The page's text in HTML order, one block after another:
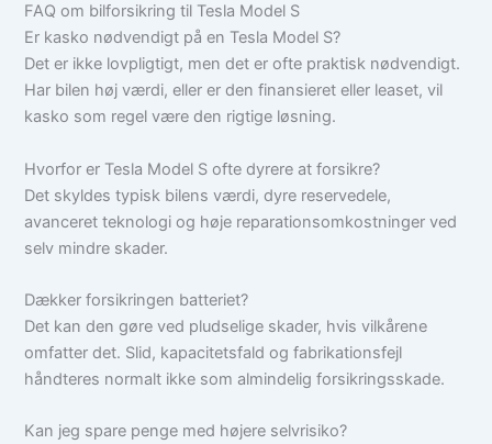
FAQ om bilforsikring til Tesla Model S
Er kasko nødvendigt på en Tesla Model S?
Det er ikke lovpligtigt, men det er ofte praktisk nødvendigt.
Har bilen høj værdi, eller er den finansieret eller leaset, vil
kasko som regel være den rigtige løsning.
Hvorfor er Tesla Model S ofte dyrere at forsikre?
Det skyldes typisk bilens værdi, dyre reservedele,
avanceret teknologi og høje reparationsomkostninger ved
selv mindre skader.
Dækker forsikringen batteriet?
Det kan den gøre ved pludselige skader, hvis vilkårene
omfatter det. Slid, kapacitetsfald og fabrikationsfejl
håndteres normalt ikke som almindelig forsikringsskade.
Kan jeg spare penge med højere selvrisiko?